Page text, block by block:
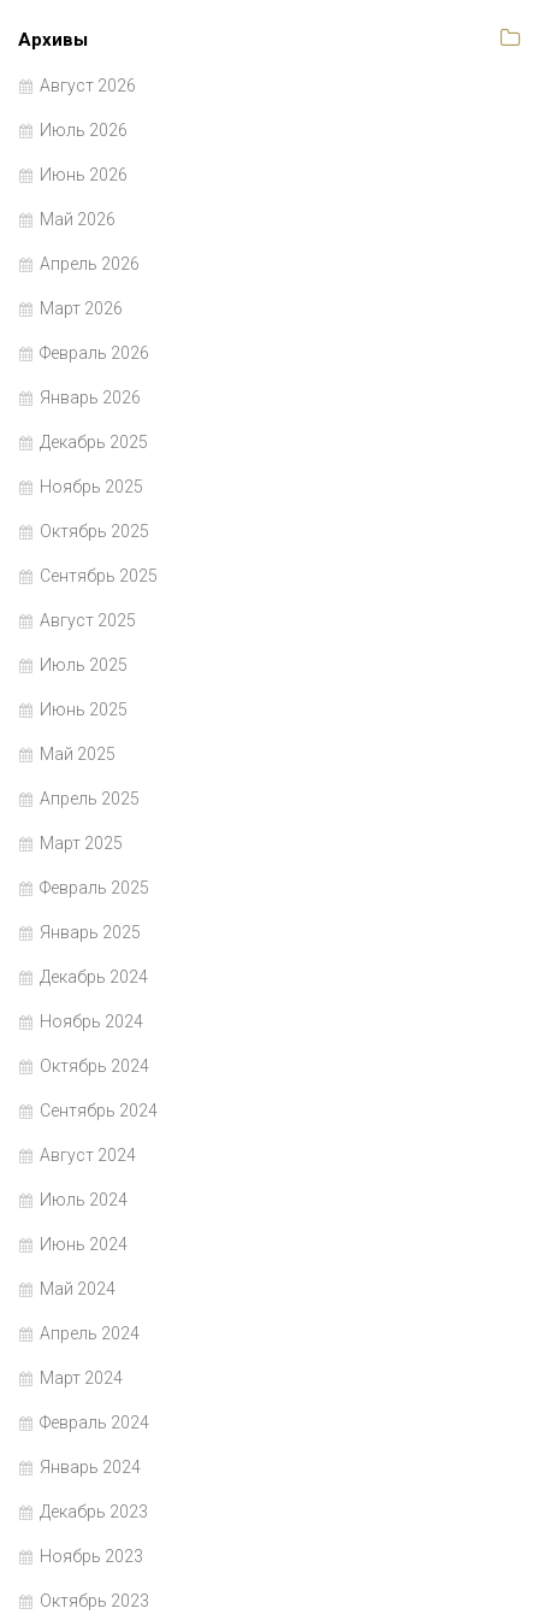
Архивы
Август 2026
Июль 2026
Июнь 2026
Май 2026
Апрель 2026
Март 2026
Февраль 2026
Январь 2026
Декабрь 2025
Ноябрь 2025
Октябрь 2025
Сентябрь 2025
Август 2025
Июль 2025
Июнь 2025
Май 2025
Апрель 2025
Март 2025
Февраль 2025
Январь 2025
Декабрь 2024
Ноябрь 2024
Октябрь 2024
Сентябрь 2024
Август 2024
Июль 2024
Июнь 2024
Май 2024
Апрель 2024
Март 2024
Февраль 2024
Январь 2024
Декабрь 2023
Ноябрь 2023
Октябрь 2023